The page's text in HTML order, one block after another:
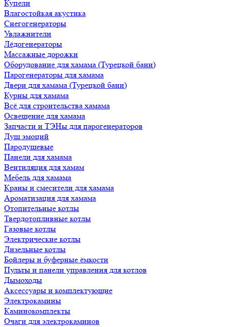
Купели
Влагостойкая акустика
Снегогенераторы
Увлажнители
Лёдогенераторы
Массажные дорожки
Оборудование для хамама (Турецкой бани)
Парогенераторы для хамама
Двери для хамама (Турецкой бани)
Курны для хамама
Всё для строительства хамама
Освещение для хамама
Запчасти и ТЭНы для парогенераторов
Душ эмоций
Пародушевые
Панели для хамама
Вентиляция для хамам
Мебель для хамама
Краны и смесители для хамама
Ароматизация для хамама
Отопительные котлы
Твердотопливные котлы
Газовые котлы
Электрические котлы
Дизельные котлы
Бойлеры и буферные ёмкости
Пульты и панели управления для котлов
Дымоходы
Аксессуары и комплектующие
Электрокамины
Каминокомплекты
Очаги для электрокаминов